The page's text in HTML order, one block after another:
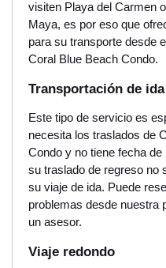
visiten Playa del Carmen
Maya, es por eso que
para su transporte desde
Coral Blue Beach Condo.
Transportación de ida
Este tipo de servicio es
necesita los traslados de
Condo y no tiene fecha
su traslado de regreso no
su viaje de ida. Puede
problemas desde nuestra
un asesor.
Viaje redondo